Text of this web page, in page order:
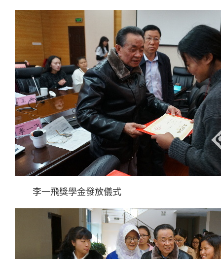
李一飛獎學金發放儀式